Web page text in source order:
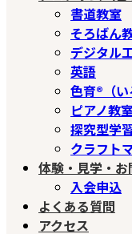
書道教室
そろばん
デジタル
英語
色育®（い
ピアノ教
探究型学
クラフト
体験・見学・
入会申込
よくある質問
アクセス